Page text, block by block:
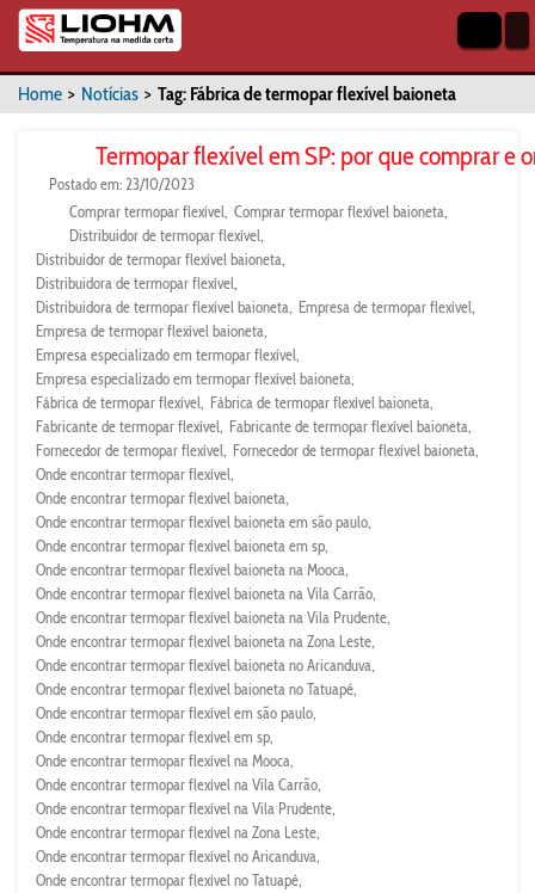
Home > Notícias > Tag: Fábrica de termopar flexível baioneta
Termopar flexível em SP: por que comprar e
Postado em: 23/10/2023
Comprar termopar flexível Comprar termopar flexível baioneta
Distribuidor de termopar flexível
Distribuidor de termopar flexível baioneta
Distribuidora de termopar flexível
Distribuidora de termopar flexível baioneta
Empresa de termopar flexível
Empresa de termopar flexível baioneta
Empresa especializado em termopar flexível
Empresa especializado em termopar flexível baioneta
Fábrica de termopar flexível
Fábrica de termopar flexível baioneta
Fabricante de termopar flexível
Fabricante de termopar flexível baioneta
Fornecedor de termopar flexível
Fornecedor de termopar flexível baioneta
Onde encontrar termopar flexível
Onde encontrar termopar flexível baioneta
Onde encontrar termopar flexível baioneta em são paulo
Onde encontrar termopar flexível baioneta em sp
Onde encontrar termopar flexível baioneta na Mooca
Onde encontrar termopar flexível baioneta na Vila Carrão
Onde encontrar termopar flexível baioneta na Vila Prudente
Onde encontrar termopar flexível baioneta na Zona Leste
Onde encontrar termopar flexível baioneta no Aricanduva
Onde encontrar termopar flexível baioneta no Tatuapé
Onde encontrar termopar flexível em são paulo
Onde encontrar termopar flexível em sp
Onde encontrar termopar flexível na Mooca
Onde encontrar termopar flexível na Vila Carrão
Onde encontrar termopar flexível na Vila Prudente
Onde encontrar termopar flexível na Zona Leste
Onde encontrar termopar flexível no Aricanduva
Onde encontrar termopar flexível no Tatuapé